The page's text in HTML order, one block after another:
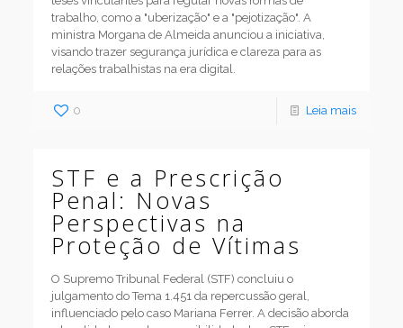
trabalho, como a "uberização" e a "pejotização". A
ministra Morgana de Almeida anunciou a iniciativa,
visando trazer segurança jurídica e clareza para as
relações trabalhistas na era digital.
0 Leia mais
STF e a Prescrição
Penal: Novas
Perspectivas na
Proteção de Vítimas
O Supremo Tribunal Federal (STF) concluiu o
julgamento do Tema 1.451 da repercussão geral,
influenciado pelo caso Mariana Ferrer. A decisão aborda